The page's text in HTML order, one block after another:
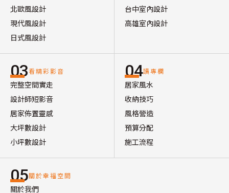
北歐風設計
現代風設計
日式風設計
台中室內設計
高雄室內設計
03看精彩影音
完整空間實走
設計師短影音
居家佈置靈感
大坪數設計
小坪數設計
04讀專欄
居家風水
收納技巧
風格營造
預算分配
施工流程
05關於幸福空間
關於我們